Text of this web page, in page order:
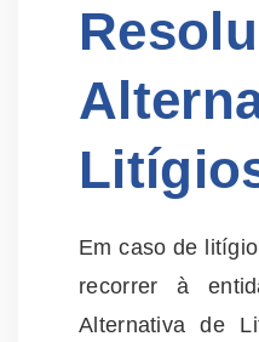
Em caso de
recorrer à
Alternativa de